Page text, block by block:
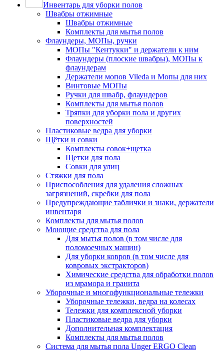
Инвентарь для уборки полов
Швабры отжимные
Швабры отжимные
Комплекты для мытья полов
Флаундеры, МОПы, ручки
МОПы "Кентукки" и держатели к ним
Флаундеры (плоские швабры), МОПы к
флаундерам
Держатели мопов Vileda и Мопы для них
Винтовые МОПы
Ручки для швабр, флаундеров
Комплекты для мытья полов
Тряпки для уборки пола и других
поверхностей
Пластиковые ведра для уборки
Щётки и совки
Комплекты совок+щетка
Щетки для пола
Совки для улиц
Стяжки для пола
Приспособления для удаления сложных
загрязнений, скребки для пола
Предупреждающие таблички и знаки, держатели
инвентаря
Комплекты для мытья полов
Моющие средства для пола
Для мытья полов (в том числе для
поломоечных машин)
Для уборки ковров (в том числе для
ковровых экстракторов)
Химические средства для обработки полов
из мрамора и гранита
Уборочные и многофункциональные тележки
Уборочные тележки, ведра на колесах
Тележки для комплексной уборки
Пластиковые ведра для уборки
Дополнительная комплектация
Комплекты для мытья полов
Система для мытья пола Unger ERGO Clean